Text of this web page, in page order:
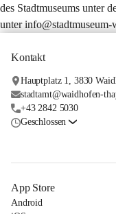
des Stadtmuseums unter
unter
Kontakt
Hauptplatz 1, 3830
stadtamt@waidhofen-
+43 2842 5030
Geschlossen
App Store
Android